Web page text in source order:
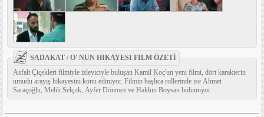
SADAKAT / O' NUN HIKAYESI FILM ÖZETİ
Asfalt Çiçekleri filmiyle izleyiciyle buluşan Kamil Koç'un yeni filmi, dört karakterin
umudu arayış hikayesini konu ediniyor. Filmin başlıca rollerinde ise Ahmet
Saraçoğlu, Melih Selçuk, Ayfer Dönmez ve Haldun Boysan bulunuyor.